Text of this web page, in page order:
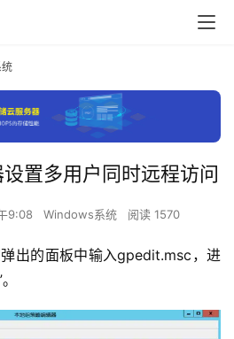
置多用户同时远程访问
9:08 Windows系统 阅读 1570
出的面板中输入gpedit.msc，进